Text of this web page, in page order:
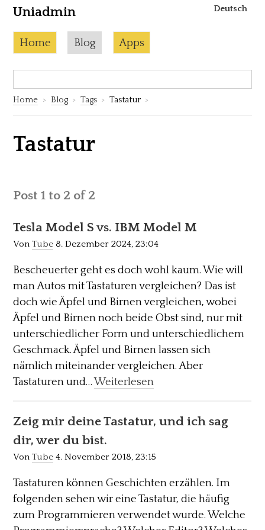
Uniadmin Deutsch
Skip to content
Home Current page:
Blog Apps
Home Blog Tags Tastatur
Tastatur
Post 1 to 2 of 2
Tesla Model S vs. IBM Model M
VonTube 8. Dezember 2024, 23:04
Bescheuerter geht es doch wohl kaum. Wie will
man Autos mit Tastaturen vergleichen? Das ist
doch wie Äpfel und Birnen vergleichen, wobei
Äpfel und Birnen noch beide Obst sind, nur mit
unterschiedlicher Form und unterschiedlichem
Geschmack. Äpfel und Birnen lassen sich
nämlich miteinander vergleichen. Aber
Tastaturen und…Weiterlesen
Zeig mir deine Tastatur, und ich sag
dir, wer du bist.
VonTube 4. November 2018, 23:15
Tastaturen können Geschichten erzählen. Im
folgenden sehen wir eine Tastatur, die häufig
zum Programmieren verwendet wurde. Welche